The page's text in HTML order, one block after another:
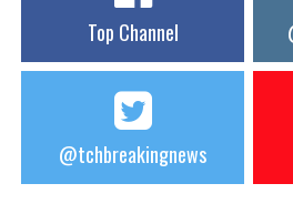
Top Channel
@tchbreakingnews